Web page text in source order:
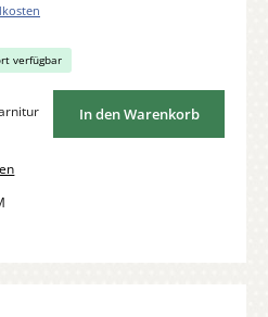
verfügbar
In den Warenkorb